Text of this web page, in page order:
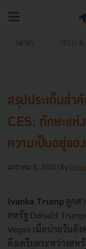
NEWS TECH &
สรุปประเด็นส
CES: ทักษะแห่
ความเป็นอยู่ขอ
มกราคม 8, 2020 | By
Ivanka Trump ลูกส
สหรัฐ Donald
Vegas เมื่อบ่ายวันอั
ตึงเครียดระหว่างสห